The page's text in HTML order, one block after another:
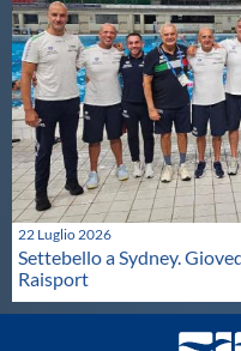
22 Luglio 2026
Settebello a Sydney.
Raisport